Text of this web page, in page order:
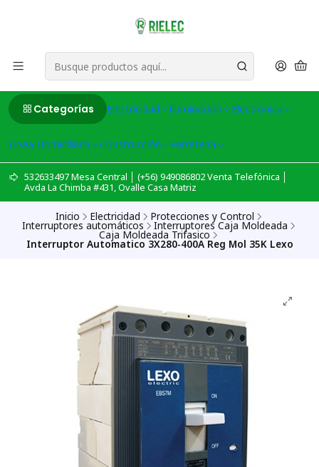
Categorías Electricidad Iluminación Electronica
Linea Domiciliaria Construcción Ferreteria
532633497 Mesa Central │ (+56) 949086802 Venta Telefónica │
Avda La Chimba #431, Ovalle Casa Matriz
Inicio Electricidad Protecciones y Control
Interruptores automáticos Interruptores Caja Moldeada
Caja Moldeada Trifasico
Interruptor Automatico 3X280-400A Reg Mol 35K Lexo